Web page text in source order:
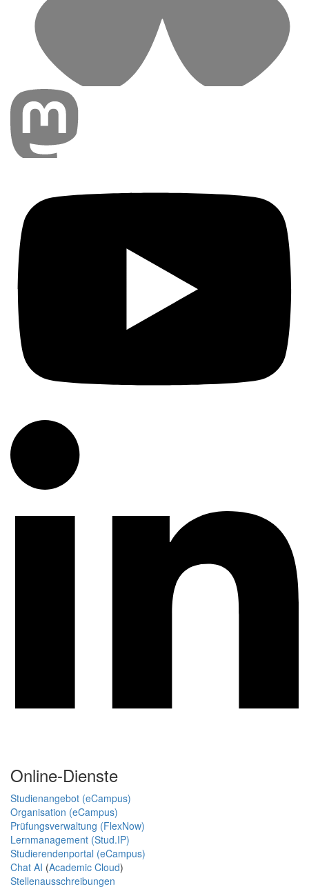
Online-Dienste
Studienangebot (eCampus)
Organisation (eCampus)
Prüfungsverwaltung (FlexNow)
Lernmanagement (Stud.IP)
Studierendenportal (eCampus)
Chat AI (Academic Cloud)
Stellenausschreibungen